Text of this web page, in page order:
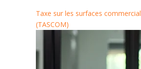
Taxe sur les surfaces
(TASCOM)